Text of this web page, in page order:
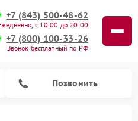
+7 (843) 500-48-62
с 10:00 до 20:00
+7 (800) 100-33-26
Звонок бесплатный по РФ
Позвонить